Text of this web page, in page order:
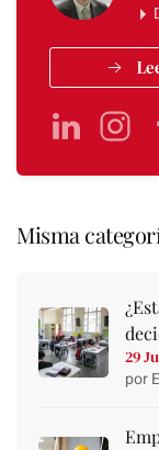
Misma
29
por